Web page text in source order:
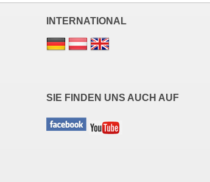
INTERNATIONAL
SIE FINDEN UNS AUCH AUF